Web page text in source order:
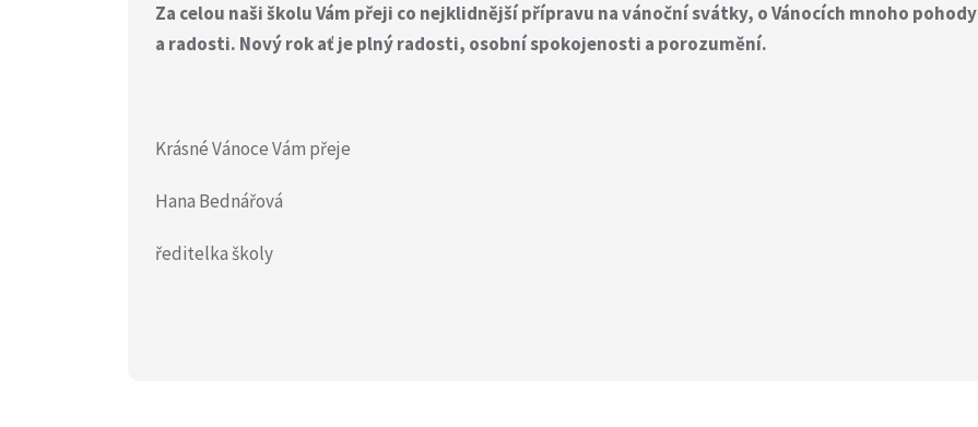
Za celou naši školu Vám přeji co nejklidnější přípravu na vánoční svátky, o Vánocích mnoho pohody
a radosti. Nový rok ať je plný radosti, osobní spokojenosti a porozumění.
Krásné Vánoce Vám přeje
Hana Bednářová
ředitelka školy